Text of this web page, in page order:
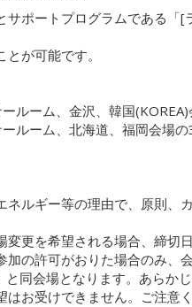
サポートプログラムである「
が可能です。
ールーム、金沢、韓国
ルーム、北海道、福岡会場
ネルギー等の理由で、原則、
変更を希望される場合、締切
加の許可がおりた場合のみ、
同会場となります。あらか
はお受けできません。ご注意